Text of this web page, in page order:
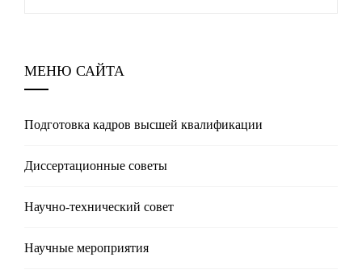
МЕНЮ САЙТА
Подготовка кадров высшей квалификации
Диссертационные советы
Научно-технический совет
Научные мероприятия